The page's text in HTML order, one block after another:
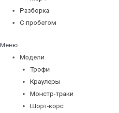
Разборка
С пробегом
Меню
Модели
Трофи
Краулеры
Монстр-траки
Шорт-корс